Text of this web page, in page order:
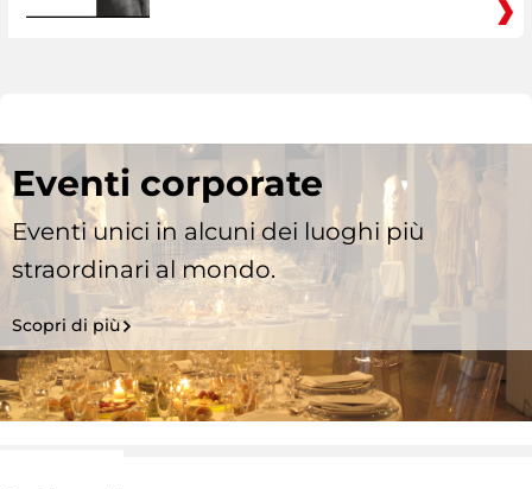
Eventi corporate
Eventi unici in alcuni dei luoghi più
straordinari al mondo.
Scopri di più